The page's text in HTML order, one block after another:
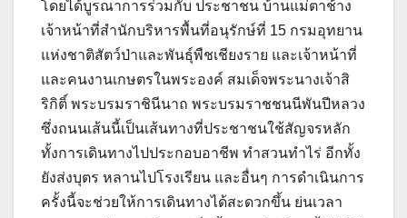
โดยได้บูรณาการร่วมกับ ประชาชน บ้านแม่ตาช้าง
เจ้าหน้าที่สำนักบริหารพื้นที่อนุรักษ์ที่ 15 กรมอุทยาน
แห่งชาติสัตว์ป่าและพันธุ์พืชเชียงราย และเจ้าหน้าที่
และคนงานเกษตรในพระองค์ สมเด็จพระนางเจ้าสิ
ริกิติ์ พระบรมราชินีนาถ พระบรมราชชนนีพันปีหลวง
ซึ่งถนนเส้นนี้เป็นเส้นทางที่ประชาชนใช้สัญจรหลัก
ทั้งการเดินทางไปประกอบอาชีพ ทำสวนทำไร่ อีกทั้ง
ยังส่งบุตร หลานไปโรงเรียน และอื่นๆ การดำเนินการ
ครั้งนี้จะช่วยให้การเดินทางได้สะดวกขึ้น ย่นเวลา